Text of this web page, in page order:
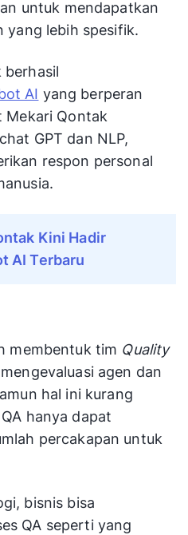
untuk mendapatkan
yang lebih spesifik.
berhasil
AI yang berperan
Mekari Qontak
GPT dan NLP,
respon personal
Kini Hadir
AI Terbaru
membentuk tim Quality
agen dan
hal ini kurang
hanya dapat
percakapan untuk
bisnis bisa
QA seperti yang